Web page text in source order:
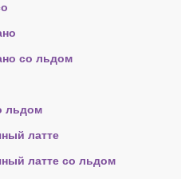
со льдом
льдом
латте
латте со льдом